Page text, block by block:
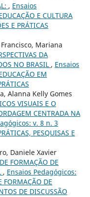
, Ensaios
E CULTURA
E PRÁTICAS
Mariana
DA
NO BRASIL , Ensaios
EM
Alanna Kelly Gomes
VISUAIS E O
CENTRADA NA
v. 8 n. 3
PESQUISAS E
Daniele Xavier
FORMAÇÃO DE
, Ensaios Pedagógicos:
DE
DE DISCUSSÃO